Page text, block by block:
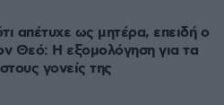
απέτυχε ως μητέρα, επειδή ο
Θεό: Η εξομολόγηση για τα
γονείς της